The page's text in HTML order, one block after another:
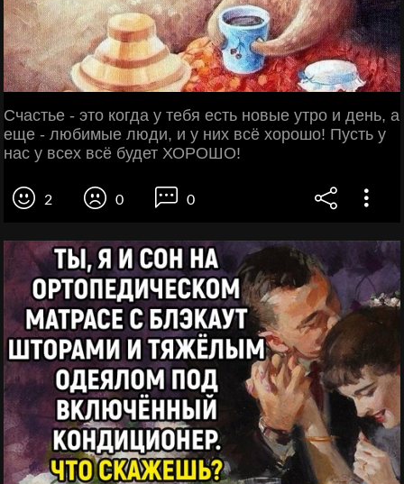
Счастье - это когда у тебя есть новые утро и день, а
еще - любимые люди, и у них всё хорошо! Пусть у
нас у всех всё будет ХОРОШО!
2 0 0